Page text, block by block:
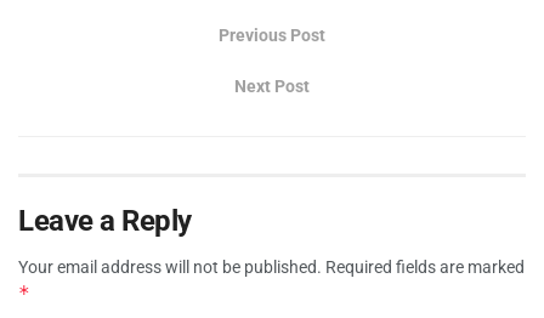
Previous Post
Next Post
Leave a Reply
Your email address will not be published. Required fields are marked
*